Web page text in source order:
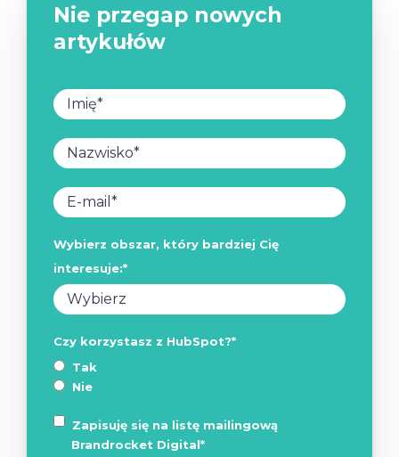
Nie przegap nowych
artykułów
Wybierz obszar, który bardziej Cię
interesuje:*
Czy korzystasz z HubSpot?*
Tak
Nie
Zapisuję się na listę mailingową
Brandrocket Digital*